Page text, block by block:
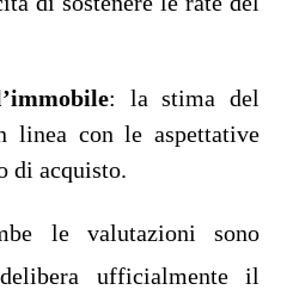
: la stima del
linea con le aspettative
di acquisto.
le valutazioni sono
ufficialmente il